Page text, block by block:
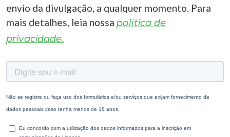
envio da divulgação, a qualquer momento. Para
mais detalhes, leia nossa política de
privacidade.